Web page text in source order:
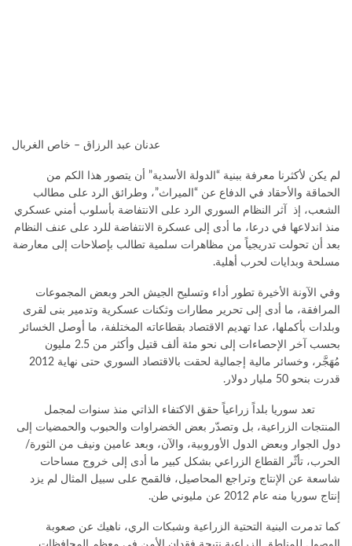
عدنان عبد الرزاق – خاص الغربال
لم يكن لأكثرنا معرفة ببنية “الدولة الأسدية” أن يتصور هذا الكم من
الحماقة والأحقاد في الدفاع عن “الميراث”، وطرائق الرد على مطالب
الشعب، إذ آثر النظام السوري الرد على الانتفاضة بأسلوب أمني عسكري
منذ اندلاعها في درعا، ما أدى إلى عسكرة الانتفاضة للرد على عنف النظام
بعد أن تحولت تدريجياً من مظاهرات سلمية تطالب بإصلاحات إلى معارضة
مسلحة وبدايات لحرب أهلية.
وفي الآونة الأخيرة تطور أداء وتسليح الجيش الحر وبعض المجموعات
المرافقة، ما أدى إلى تحرير مطارات وثكنات عسكرية وتدمير بنى لقرى
وبلدات بأكملها، عدا تهديم الاقتصاد بقطاعاته المختلفة، ما أوصل الخسائر
بحسب آخر الإحصاءات إلى نحو مئة ألف قتيل وأكثر من 2.5 مليون
مُهَجَّر، وخسائر مالية إجمالية لحقت بالاقتصاد السوري حتى نهاية 2012
قدرت بنحو 50 مليار دولار.
تعد سوريا بلداً زراعياً حقق الاكتفاء الذاتي منذ سنوات لمجمل
المنتجات الزراعية، بل وتصدّر بعض الخضراوات والحبوب والحمضيات إلى
دول الجوار وبعض الدول الأوروبية، والآن، وبعد عامين ونيف من الثورة/
الحرب، تأثّر القطاع الزراعي بشكل كبير ما أدى إلى خروج مساحات
شاسعة عن الإنتاج وتراجع المحاصيل، فالقمح على سبيل المثال لم يزد
إنتاج سوريا منه عام 2012 عن مليوني طن.
كما تدمرت البنية التحتية الزراعية وشبكات الري، ناهيك عن صعوبة